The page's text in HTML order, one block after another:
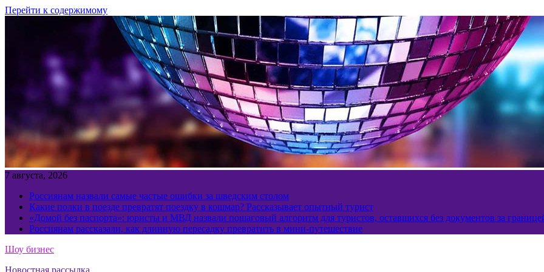
Перейти к содержимому
7 августа, 2026
Россиянам назвали самые частые ошибки за шведским столом
Какие полки в поезде превратят поездку в кошмар? Рассказывает опытный турист
«Домой без паспорта»: юристы и МВД назвали пошаговый алгоритм для туристов, оставшихся без документов за
Россиянам рассказали, как длинную пересадку превратить в мини-путешествие
Шоу бизнес
Новостная рассылка